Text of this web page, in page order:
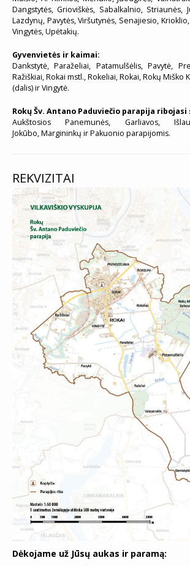
Dangstytės, Grioviškės, Sabalkalnio, Striaunės,
Lazdynų, Pavytės, Viršutynės, Senajiesio,
Vingytės, Upėtakių.
Gyvenvietės ir kaimai:
Dankstytė, Paraželiai, Patamulšėlis, Pavytė,
Ražiškiai, Rokai mstl., Rokeliai, Rokai, Rokų Miško
(dalis) ir Vingytė.
Rokų Šv. Antano Paduviečio parapija ribojasi
Aukštosios Panemunės, Garliavos,
Jokūbo, Margininkų ir Pakuonio parapijomis.
REKVIZITAI
Dėkojame už Jūsų aukas ir paramą: